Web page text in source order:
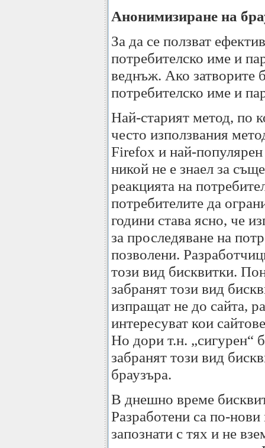
Анонимизиране на
За да се ползват
потребителско име и
веднъж. Ако затворите
потребителско име и
Най-старият метод, по
често използвания
Firefox и най-популярен
никой не е знаел за
реакцията на
потребителите да
години става ясно, че
за проследяване на
позволени.
този вид бисквитки.
забранят този вид
изпращат не до сайта,
интересуват кои
Но дори т.н. „сигурен“
забранят този вид
браузъра.
В днешно време
Разработени са по-
запознати с тях и не